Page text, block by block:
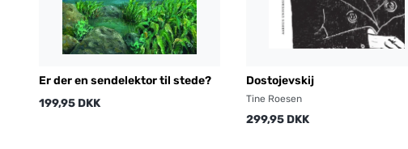
Er der en sendelektor til stede?
199,95 DKK
Dostojevskij
Tine Roesen
299,95 DKK